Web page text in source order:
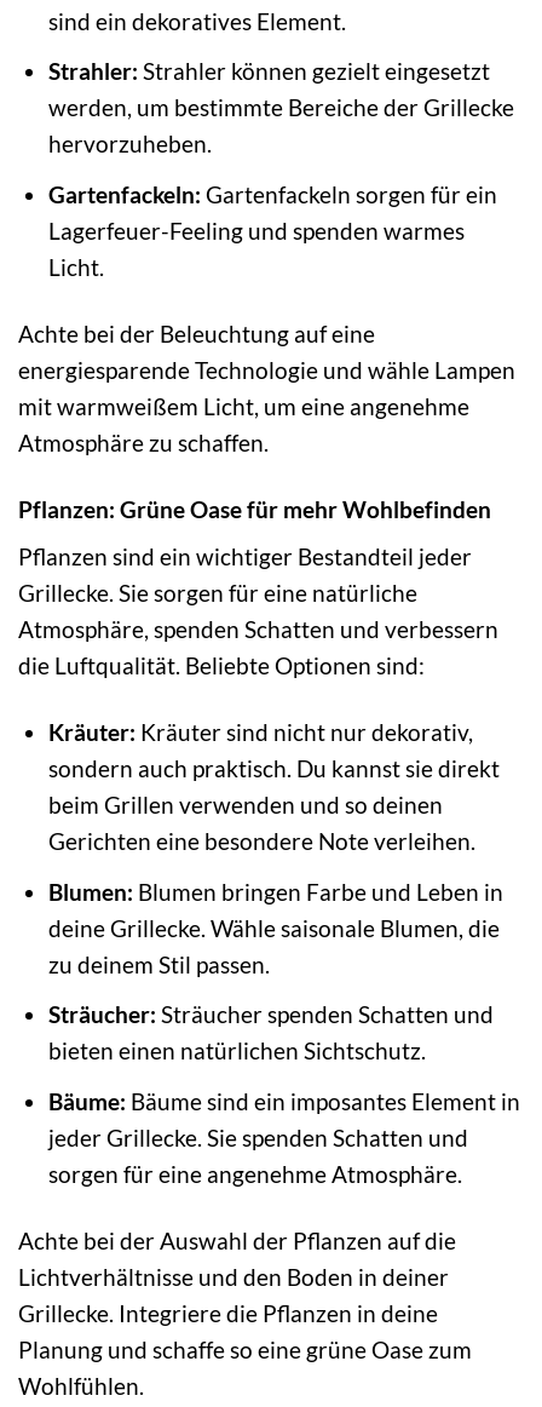
sind ein dekoratives Element.
Strahler: Strahler können gezielt eingesetzt
werden, um bestimmte Bereiche der Grillecke
hervorzuheben.
Gartenfackeln: Gartenfackeln sorgen für ein
Lagerfeuer-Feeling und spenden warmes
Licht.
Achte bei der Beleuchtung auf eine
energiesparende Technologie und wähle Lampen
mit warmweißem Licht, um eine angenehme
Atmosphäre zu schaffen.
Pflanzen: Grüne Oase für mehr Wohlbefinden
Pflanzen sind ein wichtiger Bestandteil jeder
Grillecke. Sie sorgen für eine natürliche
Atmosphäre, spenden Schatten und verbessern
die Luftqualität. Beliebte Optionen sind:
Kräuter: Kräuter sind nicht nur dekorativ,
sondern auch praktisch. Du kannst sie direkt
beim Grillen verwenden und so deinen
Gerichten eine besondere Note verleihen.
Blumen: Blumen bringen Farbe und Leben in
deine Grillecke. Wähle saisonale Blumen, die
zu deinem Stil passen.
Sträucher: Sträucher spenden Schatten und
bieten einen natürlichen Sichtschutz.
Bäume: Bäume sind ein imposantes Element in
jeder Grillecke. Sie spenden Schatten und
sorgen für eine angenehme Atmosphäre.
Achte bei der Auswahl der Pflanzen auf die
Lichtverhältnisse und den Boden in deiner
Grillecke. Integriere die Pflanzen in deine
Planung und schaffe so eine grüne Oase zum
Wohlfühlen.